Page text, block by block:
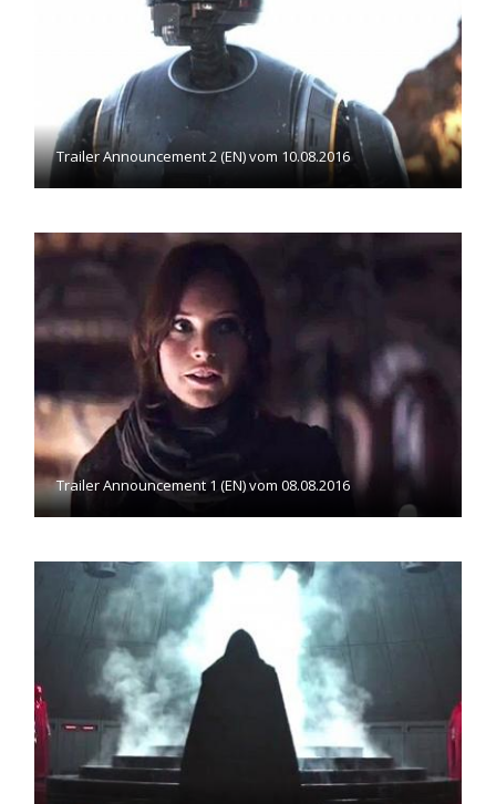
Trailer Announcement 2 (EN) vom 10.08.2016
Trailer Announcement 1 (EN) vom 08.08.2016